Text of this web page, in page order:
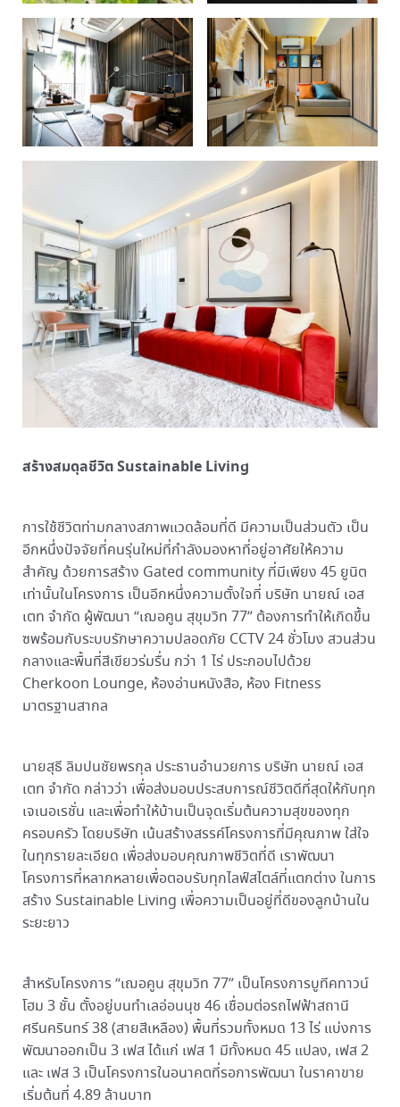
สร้างสมดุลชีวิต Sustainable Living
การใช้ชีวิตท่ามกลางสภาพแวดล้อมที่ดี มีความเป็นส่วนตัว เป็น
อีกหนึ่งปัจจัยที่คนรุ่นใหม่ที่กำลังมองหาที่อยู่อาศัยให้ความ
สำคัญ ด้วยการสร้าง Gated community ที่มีเพียง 45 ยูนิต
เท่านั้นในโครงการ เป็นอีกหนึ่งความตั้งใจที่ บริษัท นายณ์ เอส
เตท จำกัด ผู้พัฒนา “เฌอคูน สุขุมวิท 77” ต้องการทำให้เกิดขึ้น
ซพร้อมกับระบบรักษาความปลอดภัย CCTV 24 ชั่วโมง สวนส่วน
กลางและพื้นที่สีเขียวร่มรื่น กว่า 1 ไร่ ประกอบไปด้วย
Cherkoon Lounge, ห้องอ่านหนังสือ, ห้อง Fitness
มาตรฐานสากล
นายสุธี ลิมปนชัยพรกุล ประธานอำนวยการ บริษัท นายณ์ เอส
เตท จำกัด กล่าวว่า เพื่อส่งมอบประสบการณ์ชีวิตดีที่สุดให้กับทุก
เจเนอเรชั่น และเพื่อทำให้บ้านเป็นจุดเริ่มต้นความสุขของทุก
ครอบครัว โดยบริษัท เน้นสร้างสรรค์โครงการที่มีคุณภาพ ใส่ใจ
ในทุกรายละเอียด เพื่อส่งมอบคุณภาพชีวิตที่ดี เราพัฒนา
โครงการที่หลากหลายเพื่อตอบรับทุกไลฟ์สไตล์ที่แตกต่าง ในการ
สร้าง Sustainable Living เพื่อความเป็นอยู่ที่ดีของลูกบ้านใน
ระยะยาว
สำหรับโครงการ “เฌอคูน สุขุมวิท 77” เป็นโครงการบูทีคทาวน์
โฮม 3 ชั้น ตั้งอยู่บนทำเลอ่อนนุช 46 เชื่อมต่อรถไฟฟ้าสถานี
ศรีนครินทร์ 38 (สายสีเหลือง) พื้นที่รวมทั้งหมด 13 ไร่ แบ่งการ
พัฒนาออกเป็น 3 เฟส ได้แก่ เฟส 1 มีทั้งหมด 45 แปลง, เฟส 2
และ เฟส 3 เป็นโครงการในอนาคตที่รอการพัฒนา ในราคาขาย
เริ่มต้นที่ 4.89 ล้านบาท